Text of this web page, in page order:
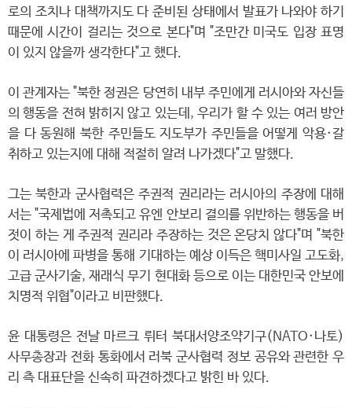
로의 조치나 대책까지도 다 준비된 상태에서 발표가 나와야 하기
때문에 시간이 걸리는 것으로 본다"며 "조만간 미국도 입장 표명
이 있지 않을까 생각한다"고 했다.
이 관계자는 "북한 정권은 당연히 내부 주민에게 러시아와 자신들
의 행동을 전혀 밝히지 않고 있는데, 우리가 할 수 있는 여러 방안
을 다 동원해 북한 주민들도 지도부가 주민들을 어떻게 악용·갈
취하고 있는지에 대해 적절히 알려 나가겠다"고 말했다.
그는 북한과 군사협력은 주권적 권리라는 러시아의 주장에 대해
서는 "국제법에 저촉되고 유엔 안보리 결의를 위반하는 행동을 버
젓이 하는 게 주권적 권리라 주장하는 것은 온당치 않다"며 "북한
이 러시아에 파병을 통해 기대하는 예상 이득은 핵미사일 고도화,
고급 군사기술, 재래식 무기 현대화 등으로 이는 대한민국 안보에
치명적 위협"이라고 비판했다.
윤 대통령은 전날 마르크 뤼터 북대서양조약기구(NATO·나토)
사무총장과 전화 통화에서 러북 군사협력 정보 공유와 관련한 우
리 측 대표단을 신속히 파견하겠다고 밝힌 바 있다.